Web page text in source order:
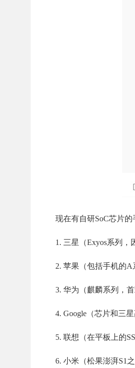
现在有自研SoC芯片的
1. 三星（Exyos系列，
2. 苹果（包括手机的A
3. 华为（麒麟系列，
4. Google（芯片和三
5. 联想（在平板上的
6. 小米（松果澎湃S1